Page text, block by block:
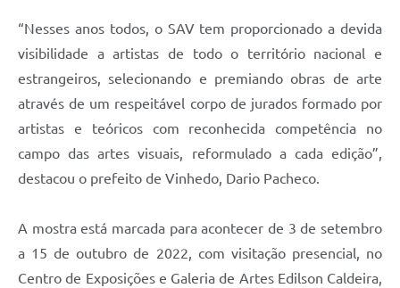
Galeria de Vídeos
Contas Públicas
Legislação
Serviços Online
“Nesses anos todos, o SAV tem proporcionado a devida
visibilidade a artistas de todo o território nacional e
estrangeiros, selecionando e premiando obras de arte
através de um respeitável corpo de jurados formado por
artistas e teóricos com reconhecida competência no
campo das artes visuais, reformulado a cada edição”,
destacou o prefeito de Vinhedo, Dario Pacheco.
A mostra está marcada para acontecer de 3 de setembro
a 15 de outubro de 2022, com visitação presencial, no
Centro de Exposições e Galeria de Artes Edilson Caldeira,